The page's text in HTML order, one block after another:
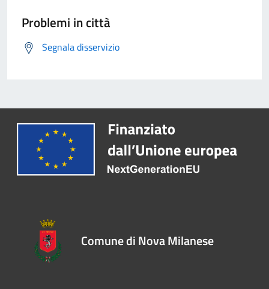
Problemi in città
Segnala disservizio
Comune di Nova Milanese